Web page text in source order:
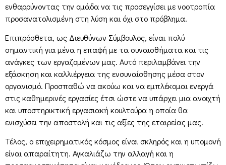
ενθαρρύνοντας την ομάδα να τις προσεγγίσει με νοοτροπία
προσανατολισμένη στη λύση και όχι στο πρόβλημα.
Επιπρόσθετα, ως Διευθύνων Σύμβουλος, είναι πολύ
σημαντική για μένα η επαφή με τα συναισθήματα και τις
ανάγκες των εργαζομένων μας. Αυτό περιλαμβάνει την
εξάσκηση και καλλιέργεια της ενσυναίσθησης μέσα στον
οργανισμό. Προσπαθώ να ακούω και να εμπλέκομαι ενεργά
στις καθημερινές εργασίες έτσι ώστε να υπάρχει μια ανοιχτή
και υποστηρικτική εργασιακή κουλτούρα η οποία θα
ενισχύσει την αποστολή και τις αξίες της εταιρείας μας.
Τέλος, ο επιχειρηματικός κόσμος είναι σκληρός και η υπομονή
είναι απαραίτητη. Αγκαλιάζω την αλλαγή και η